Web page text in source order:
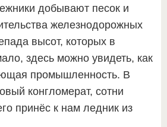
добывают песок и
железнодорожных
высот, которых в
здесь можно увидеть, как
промышленность. В
конгломерат, сотни
принёс к нам ледник из